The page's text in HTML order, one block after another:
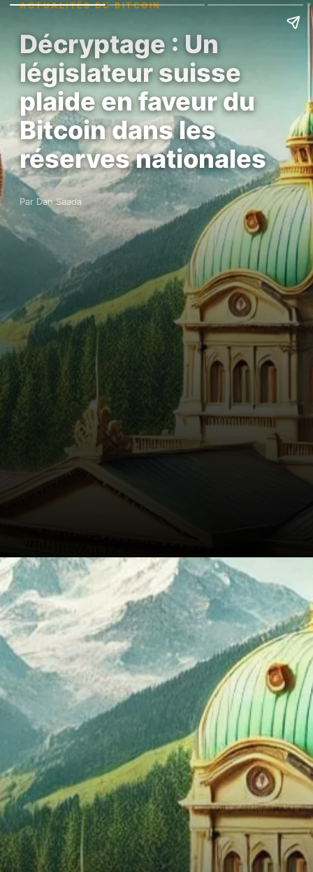
ACTUALITÉS DU BITCOIN
Décryptage : Un
législateur suisse
plaide en faveur du
Bitcoin dans les
réserves nationales
Par Dan Saada